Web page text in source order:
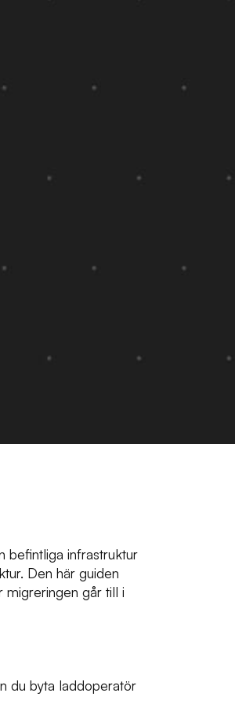
befintliga infrastruktur
Den här guiden
går till i
du byta laddoperatör